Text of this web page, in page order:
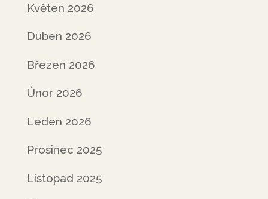
Květen 2026
Duben 2026
Březen 2026
Únor 2026
Leden 2026
Prosinec 2025
Listopad 2025